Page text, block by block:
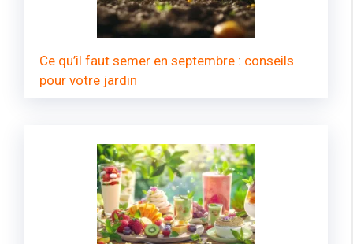
Ce qu’il faut semer en septembre : conseils
pour votre jardin